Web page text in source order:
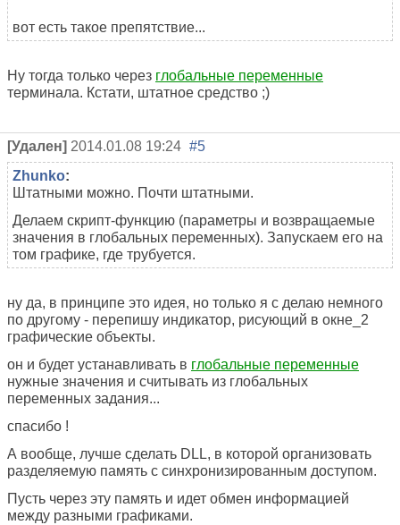
вот есть такое препятствие...
Ну тогда только через глобальные переменные
терминала. Кстати, штатное средство ;)
[Удален] 2014.01.08 19:24 #5
Zhunko:
Штатными можно. Почти штатными.
Делаем скрипт-функцию (параметры и возвращаемые
значения в глобальных переменных). Запускаем его на
том графике, где трубуется.
ну да, в принципе это идея, но только я с делаю немного
по другому - перепишу индикатор, рисующий в окне_2
графические объекты.
он и будет устанавливать в глобальные переменные
нужные значения и считывать из глобальных
переменных задания...
спасибо !
А вообще, лучше сделать DLL, в которой организовать
разделяемую память с синхронизированным доступом.
Пусть через эту память и идет обмен информацией
между разными графиками.